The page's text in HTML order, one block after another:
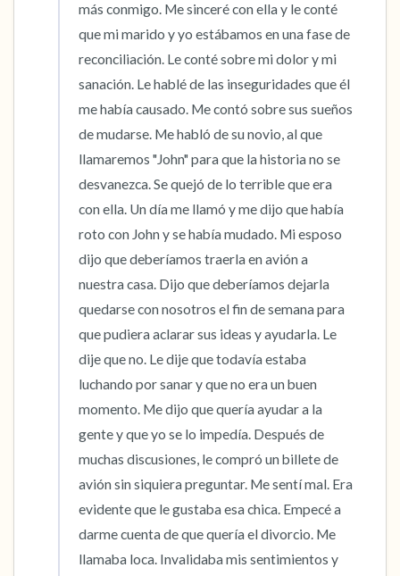
más conmigo. Me sinceré con ella y le conté
que mi marido y yo estábamos en una fase de
reconciliación. Le conté sobre mi dolor y mi
sanación. Le hablé de las inseguridades que él
me había causado. Me contó sobre sus sueños
de mudarse. Me habló de su novio, al que
llamaremos "John" para que la historia no se
desvanezca. Se quejó de lo terrible que era
con ella. Un día me llamó y me dijo que había
roto con John y se había mudado. Mi esposo
dijo que deberíamos traerla en avión a
nuestra casa. Dijo que deberíamos dejarla
quedarse con nosotros el fin de semana para
que pudiera aclarar sus ideas y ayudarla. Le
dije que no. Le dije que todavía estaba
luchando por sanar y que no era un buen
momento. Me dijo que quería ayudar a la
gente y que yo se lo impedía. Después de
muchas discusiones, le compró un billete de
avión sin siquiera preguntar. Me sentí mal. Era
evidente que le gustaba esa chica. Empecé a
darme cuenta de que quería el divorcio. Me
llamaba loca. Invalidaba mis sentimientos y